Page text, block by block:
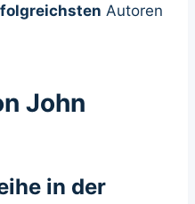
Autoren
John
in der